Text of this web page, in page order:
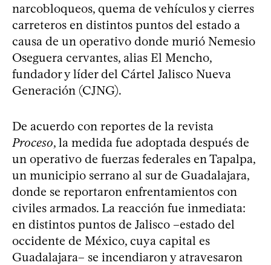
narcobloqueos, quema de vehículos y cierres
carreteros en distintos puntos del estado a
causa de un operativo donde murió Nemesio
Oseguera cervantes, alias El Mencho,
fundador y líder del Cártel Jalisco Nueva
Generación (CJNG).
De acuerdo con reportes de la revista
Proceso, la medida fue adoptada después de
un operativo de fuerzas federales en Tapalpa,
un municipio serrano al sur de Guadalajara,
donde se reportaron enfrentamientos con
civiles armados. La reacción fue inmediata:
en distintos puntos de Jalisco –estado del
occidente de México, cuya capital es
Guadalajara– se incendiaron y atravesaron